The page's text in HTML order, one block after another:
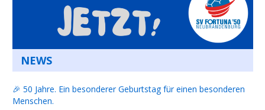
NEWS
🎉 50 Jahre. Ein besonderer Geburtstag für einen besonderen
Menschen.